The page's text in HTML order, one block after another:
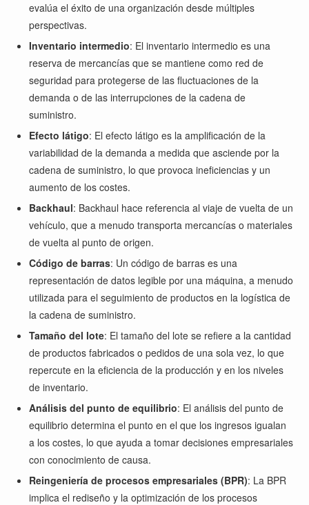
evalúa el éxito de una organización desde múltiples
perspectivas.
Inventario intermedio: El inventario intermedio es una
reserva de mercancías que se mantiene como red de
seguridad para protegerse de las fluctuaciones de la
demanda o de las interrupciones de la cadena de
suministro.
Efecto látigo: El efecto látigo es la amplificación de la
variabilidad de la demanda a medida que asciende por la
cadena de suministro, lo que provoca ineficiencias y un
aumento de los costes.
Backhaul: Backhaul hace referencia al viaje de vuelta de un
vehículo, que a menudo transporta mercancías o materiales
de vuelta al punto de origen.
Código de barras: Un código de barras es una
representación de datos legible por una máquina, a menudo
utilizada para el seguimiento de productos en la logística de
la cadena de suministro.
Tamaño del lote: El tamaño del lote se refiere a la cantidad
de productos fabricados o pedidos de una sola vez, lo que
repercute en la eficiencia de la producción y en los niveles
de inventario.
Análisis del punto de equilibrio: El análisis del punto de
equilibrio determina el punto en el que los ingresos igualan
a los costes, lo que ayuda a tomar decisiones empresariales
con conocimiento de causa.
Reingeniería de procesos empresariales (BPR): La BPR
implica el rediseño y la optimización de los procesos